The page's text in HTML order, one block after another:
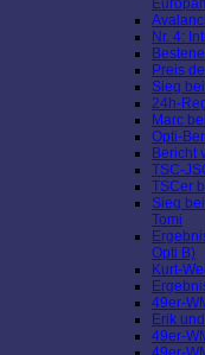
Nr. 4:
Preis
Sieg
24h-
Marc
Opti-
Bericht
TSC-
TSCer
Sieg
Tomi
Opti B)
Kurt-
49er-
Erik
49er-